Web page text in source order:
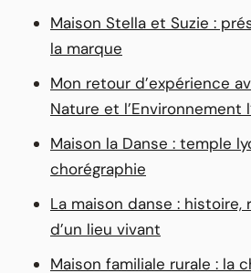
Maison Stella et Suzie :
la marque
Mon retour d’expérience
Nature et l’Environnement
Maison la Danse : temple
chorégraphie
La maison danse : histoire,
d’un lieu vivant
Maison familiale rurale : la